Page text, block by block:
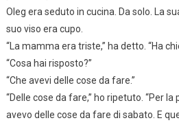
Oleg era seduto in cucina. Da solo. La
suo viso era cupo.
“La mamma era triste,” ha detto. “Ha
“Cosa hai risposto?”
“Che avevi delle cose da fare.”
“Delle cose da fare,” ho ripetuto. “Per
avevo delle cose da fare di sabato. E